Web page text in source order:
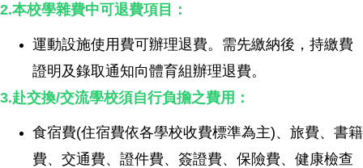
2.本校學雜費中可退費項目：
運動設施使用費可辦理退費。需先繳納後，持繳費
證明及錄取通知向體育組辦理退費。
3.赴交換/交流學校須自行負擔之費用：
食宿費(住宿費依各學校收費標準為主)、旅費、書籍
費、交通費、證件費、簽證費、保險費、健康檢查